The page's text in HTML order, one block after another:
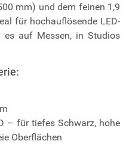
mm) und dem feinen 1,9
für hochauflösende LED-
es auf Messen, in Studios
– für tiefes Schwarz, hohe
Oberflächen